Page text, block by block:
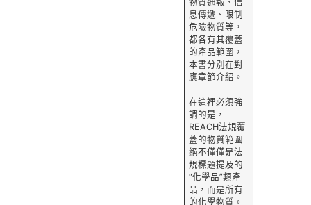
息傳遞、限制
危險物質等，
都各有其覆蓋
的產品範圍，
本書分別在對
應章節介紹。
在這裡必須強
調的是，
REACH法規覆
蓋的物質範圍
絕不僅僅是法
規標題提及的
“化學品”類產
品，而是所有
的化學物質。